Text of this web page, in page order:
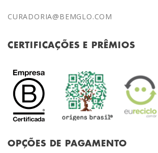
CURADORIA@BEMGLO.COM
CERTIFICAÇÕES E PRÊMIOS
OPÇÕES DE PAGAMENTO